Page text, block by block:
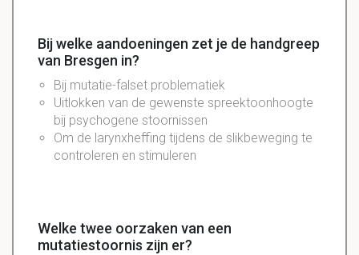
Bij welke aandoeningen zet je de handgreep
van Bresgen in?
Bij mutatie-falset problematiek
Uitlokken van de gewenste spreektoonhoogte
bij psychogene stoornissen
Om de larynxheffing tijdens de slikbeweging te
controleren en stimuleren
Welke twee oorzaken van een
mutatiestoornis zijn er?